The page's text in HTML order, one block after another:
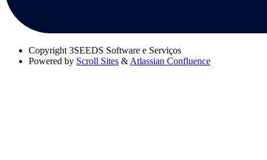
Copyright 3SEEDS Software e Serviços
Powered by Scroll Sites & Atlassian Confluence